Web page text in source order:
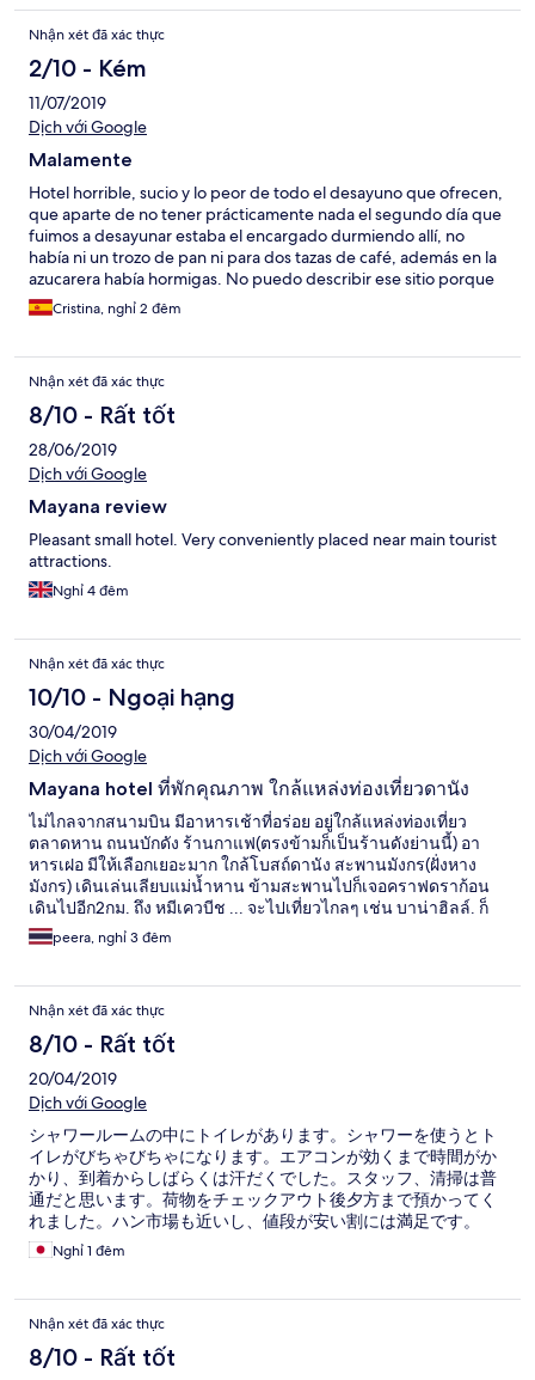
Nhận xét đã xác thực
2/10 - Kém
11/07/2019
Dịch với Google
Malamente
Hotel horrible, sucio y lo peor de todo el desayuno que ofrecen,
que aparte de no tener prácticamente nada el segundo día que
fuimos a desayunar estaba el encargado durmiendo allí, no
había ni un trozo de pan ni para dos tazas de café, además en la
azucarera había hormigas. No puedo describir ese sitio porque
la verdad que me harían falta más caracteres de los que puedo
usar. No lo recomiendo para nada
Cristina, nghỉ 2 đêm
Nhận xét đã xác thực
8/10 - Rất tốt
28/06/2019
Dịch với Google
Mayana review
Pleasant small hotel. Very conveniently placed near main tourist
attractions.
Nghỉ 4 đêm
Nhận xét đã xác thực
10/10 - Ngoại hạng
30/04/2019
Dịch với Google
Mayana hotel ที่พักคุณภาพ ใกล้แหล่งท่องเที่ยวดานัง
ไม่ไกลจากสนามบิน มีอาหารเช้าที่อร่อย อยู่ใกล้แหล่งท่องเที่ยว
ตลาดหาน ถนนบักดัง ร้านกาแฟ(ตรงข้ามก็เป็นร้านดังย่านนี้) อา
หารเฝอ มีให้เลือกเยอะมาก ใกล้โบสถ์ดานัง สะพานมังกร(ฝั่งหาง
มังกร) เดินเล่นเลียบแม่น้ำหาน ข้ามสะพานไปก็เจอคราฟดราก้อน
เดินไปอีก2กม. ถึง หมีเควบีช ... จะไปเที่ยวไกลๆ เช่น บาน่าฮิลล์. ก็
ให้พนักงานช่วยเรียก grab. มารับหน้าโรงแรม เหมาไปกลับไม่แพง
(ถ้ามาหลายคนคุ้มเลยครับ). หรือจะใช้บริการทัวร์ในแต่ละวันตามที่
peera, nghỉ 3 đêm
Nhận xét đã xác thực
8/10 - Rất tốt
20/04/2019
Dịch với Google
シャワールームの中にトイレがあります。シャワーを使うとト
イレがびちゃびちゃになります。エアコンが効くまで時間がか
かり、到着からしばらくは汗だくでした。スタッフ、清掃は普
通だと思います。荷物をチェックアウト後夕方まで預かってく
れました。ハン市場も近いし、値段が安い割には満足です。
Nghỉ 1 đêm
Nhận xét đã xác thực
8/10 - Rất tốt